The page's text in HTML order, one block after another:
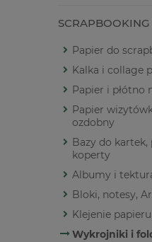
SCRAPBOOKING
Papier do
Kalka i collage
Papier i płótno
Papier
ozdobny
Bazy do kartek,
koperty
Albumy i
Bloki, notesy,
Klejenie
Wykrojniki i